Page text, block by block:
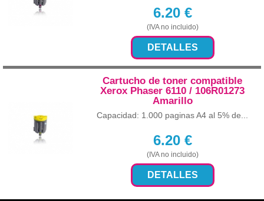
6.20€
(IVA no incluido)
DETALLES
Cartucho de toner compatible
Xerox Phaser 6110 / 106R01273
Amarillo
Capacidad: 1.000 paginas A4 al 5% de...
6.20€
(IVA no incluido)
DETALLES